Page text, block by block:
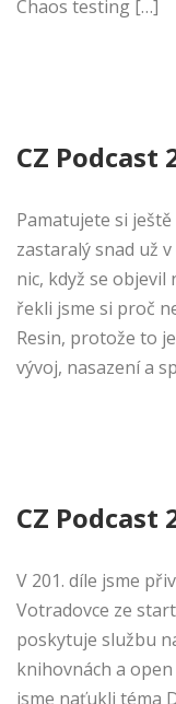
Chaos testing […]
CZ Podcast
Pamatujete si
zastaralý snad už
nic, když se objevil
řekli jsme si proč
Resin, protože to
vývoj, nasazení a
CZ Podcast
V 201. díle jsme
Votradovce ze
poskytuje službu
knihovnách a
jsme naťukli téma